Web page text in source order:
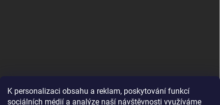
K personalizaci obsahu a reklam, poskytování funkcí
sociálních médií a analýze naší návštěvnosti využíváme